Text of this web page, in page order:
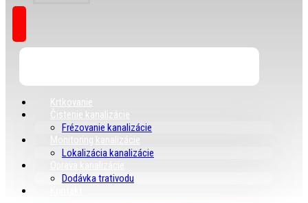
Krtkovanie
Čistenie kanalizácie
Frézovanie kanalizácie
Monitoring kanalizácie
Lokalizácia kanalizácie
Dodávka trativodu